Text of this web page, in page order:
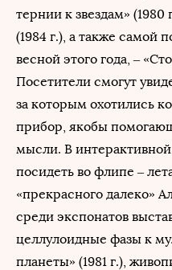
тернии к звездам» (1980
(1984 г.), а также самой
весной этого года, –
Посетители смогут
за которым охотились
прибор, якобы
мысли. В
посидеть во флипе –
«прекрасного далеко»
среди экспонатов
целлулоидные фазы к
планеты» (1981 г.),